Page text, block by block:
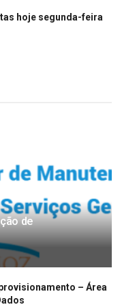
hoje segunda-feira
de
– Área